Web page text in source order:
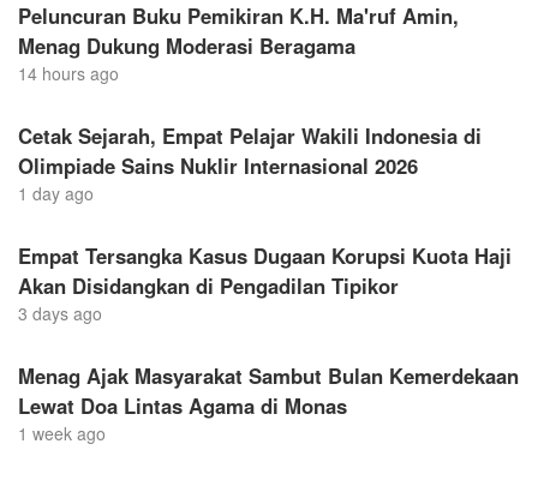
Peluncuran Buku Pemikiran K.H. Ma'ruf Amin,
Menag Dukung Moderasi Beragama
14 hours ago
Cetak Sejarah, Empat Pelajar Wakili Indonesia di
Olimpiade Sains Nuklir Internasional 2026
1 day ago
Empat Tersangka Kasus Dugaan Korupsi Kuota Haji
Akan Disidangkan di Pengadilan Tipikor
3 days ago
Menag Ajak Masyarakat Sambut Bulan Kemerdekaan
Lewat Doa Lintas Agama di Monas
1 week ago